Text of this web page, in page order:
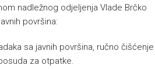
nadležnog odjeljenja Vlade Brčko
površina:
sa javnih površina, ručno čišćenje
za otpatke.